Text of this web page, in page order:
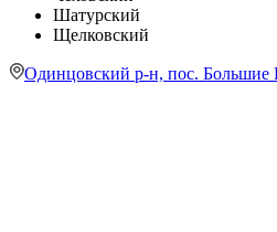
Шатурский
Щелковский
Одинцовский р-н, пос. Большие